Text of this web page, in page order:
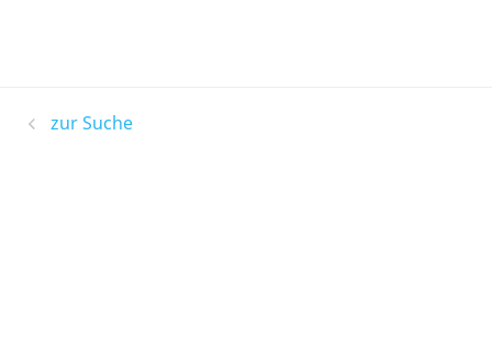
zur Suche